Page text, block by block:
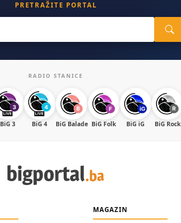
PRETRAŽITE PORTAL
RADIO STANICE
BiG 3 BiG 4 BiG Balade BiG Folk BiG iG BiG Rock
MAGAZIN